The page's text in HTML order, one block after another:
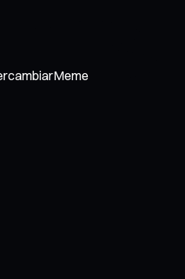
Meme